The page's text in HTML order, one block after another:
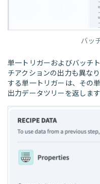
バッ
単一トリガーおよびバッチ
チアクションの出力も異な
する単一トリガーは、その
出力データツリーを返します